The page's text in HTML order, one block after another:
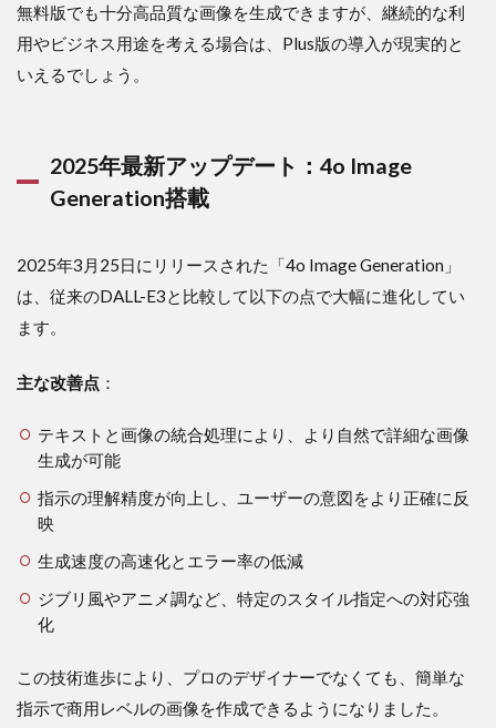
生成
の具
な制
3
ChatGPT
アプリで
方【実践
編】
リの
ダウ
ード
から
設定
まで
実際
像生
4
無料版でも十分高品質な画像を生成できますが、継続的な利
用やビジネス用途を考える場合は、Plus版の導入が現実的と
いえるでしょう。
2025年最新アップデート：4o Image
Generation搭載
2025年3月25日にリリースされた「4o Image Generation」
は、従来のDALL-E3と比較して以下の点で大幅に進化してい
ます。
主な改善点 ：
テキストと画像の統合処理により、より自然で詳細な画像
生成が可能
指示の理解精度が向上し、ユーザーの意図をより正確に反
映
生成速度の高速化とエラー率の低減
ジブリ風やアニメ調など、特定のスタイル指定への対応強
化
この技術進歩により、プロのデザイナーでなくても、簡単な
指示で商用レベルの画像を作成できるようになりました。